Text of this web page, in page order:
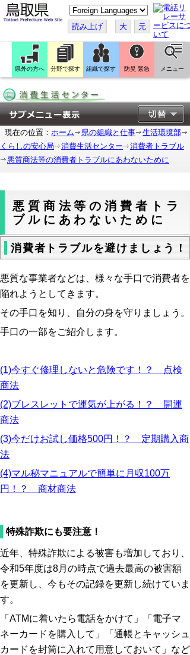
こ
の
ペ
ー
ジ
翻
訳
す
読み上げ 大 元
県外の方へ 分野で探す 組織で探す 防災 緊急 メニュー
現在の位置： ホーム 県の組織と仕事
生活環境部
くらしの安心局
消費生活センター
消費者トラブル
悪質商法等の消費者トラブルにあわないために
悪質商法等の消費者トラ
ブルにあわないために
消費者トラブルを避けましょう！
悪質な事業者などは、様々な手口で消費者を
陥れようとしてきます。
その手口を知り、自分の身を守りましょう。
手口の一部をご紹介します。
(1)今すぐ修理しないと危険です！？ 点検
商法
(2)ブレスレットで運気が上がる！？ 開運
商法
(3)今だけお試し価格500円！？ 定期購入商
法
(4)マル秘マニュアルで簡単に月収100万
円！？ 商材商法
特殊詐欺にも要注意！
近年、特殊詐欺による被害も増加しており、
令和5年度は8月の時点で過去最高の被害額
を更新し、今もその記録を更新し続けていま
す。
「ATMに着いたら電話をかけて」「電子マ
ネーカードを購入して」「通帳とキャッシュ
カードを封筒に入れて用意しておいて」など